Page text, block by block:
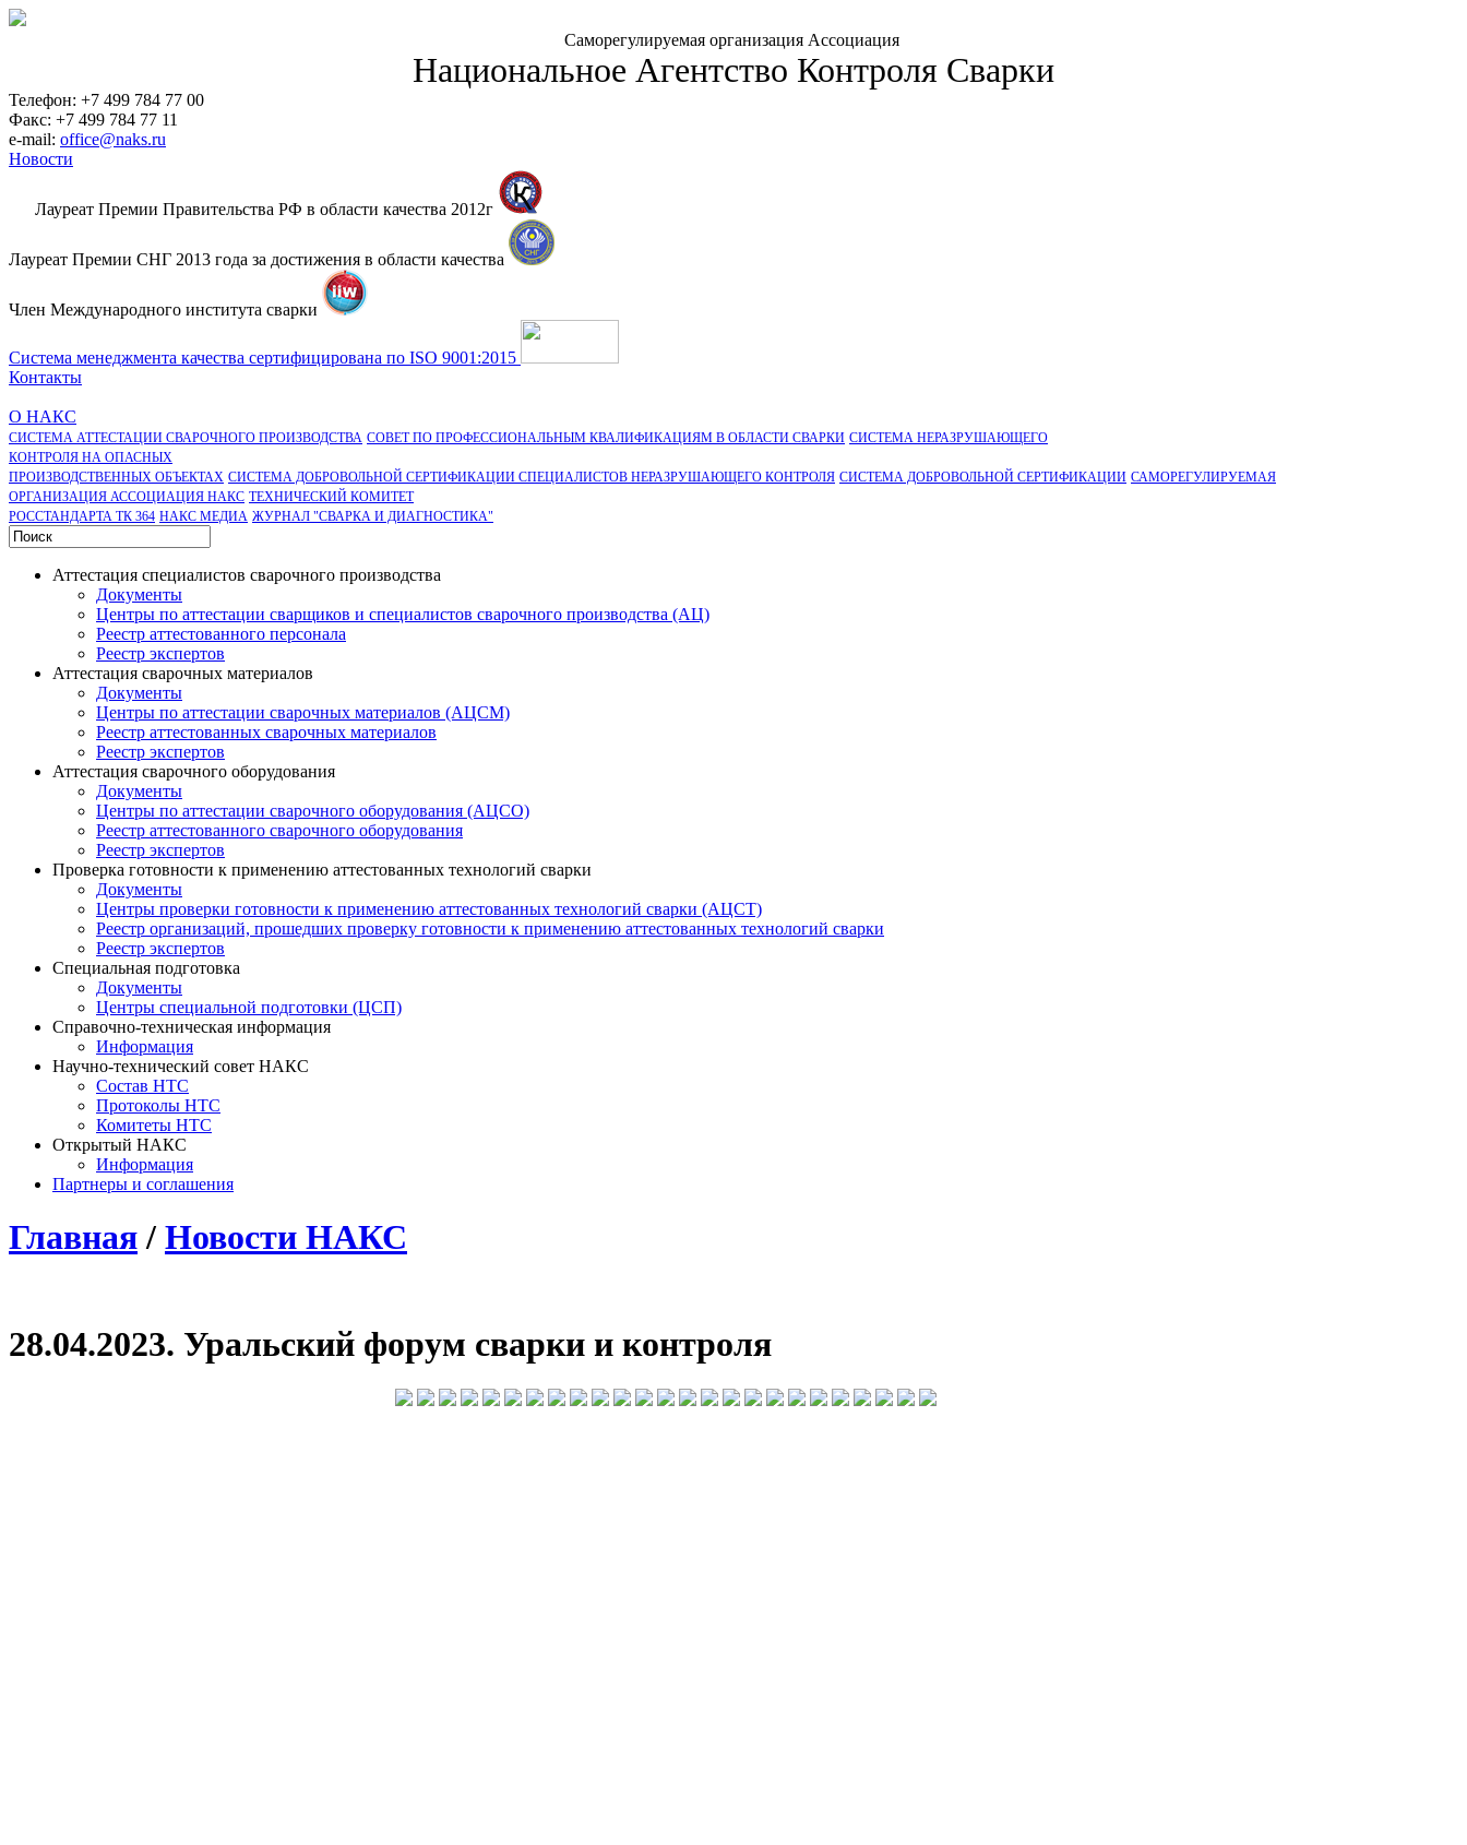
Саморегулируемая организация Ассоциация
Национальное Агентство Контроля Сварки
Телефон: +7 499 784 77 00
Факс: +7 499 784 77 11
e-mail: office@naks.ru
Новости
Лауреат Премии Правительства РФ в области качества 2012г
Лауреат Премии СНГ 2013 года за достижения в области качества
Член Международного института сварки
Система менеджмента качества сертифицирована по ISO 9001:2015
Контакты
О НАКС
СИСТЕМА АТТЕСТАЦИИ СВАРОЧНОГО ПРОИЗВОДСТВА СОВЕТ ПО ПРОФЕССИОНАЛЬНЫМ КВАЛИФИКАЦИЯМ В ОБЛАСТИ СВАРКИ СИСТЕМА НЕРАЗРУШАЮЩЕГО
КОНТРОЛЯ НА ОПАСНЫХ
ПРОИЗВОДСТВЕННЫХ ОБЪЕКТАХ СИСТЕМА ДОБРОВОЛЬНОЙ СЕРТИФИКАЦИИ СПЕЦИАЛИСТОВ НЕРАЗРУШАЮЩЕГО КОНТРОЛЯ СИСТЕМА ДОБРОВОЛЬНОЙ CЕРТИФИКАЦИИ САМОРЕГУЛИРУЕМАЯ
ОРГАНИЗАЦИЯ АССОЦИАЦИЯ НАКС ТЕХНИЧЕСКИЙ КОМИТЕТ
РОССТАНДАРТА ТК 364 НАКС МЕДИА ЖУРНАЛ "СВАРКА И ДИАГНОСТИКА"
Аттестация специалистов сварочного производства
Документы
Центры по аттестации сварщиков и специалистов сварочного производства (АЦ)
Реестр аттестованного персонала
Реестр экспертов
Аттестация сварочных материалов
Документы
Центры по аттестации сварочных материалов (АЦСМ)
Реестр аттестованных сварочных материалов
Реестр экспертов
Аттестация сварочного оборудования
Документы
Центры по аттестации сварочного оборудования (АЦСО)
Реестр аттестованного сварочного оборудования
Реестр экспертов
Проверка готовности к применению аттестованных технологий сварки
Документы
Центры проверки готовности к применению аттестованных технологий сварки (АЦСТ)
Реестр организаций, прошедших проверку готовности к применению аттестованных технологий сварки
Реестр экспертов
Специальная подготовка
Документы
Центры специальной подготовки (ЦСП)
Справочно-техническая информация
Информация
Научно-технический совет НАКС
Состав НТС
Протоколы НТС
Комитеты НТС
Открытый НАКС
Информация
Партнеры и соглашения
Главная/ Новости НАКС
28.04.2023. Уральский форум сварки и контроля